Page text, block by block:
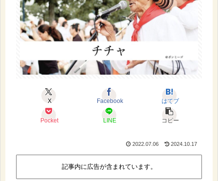
X Facebook はてブ
Pocket LINE コピー
2022.07.06 2024.10.17
記事内に広告が含まれています。